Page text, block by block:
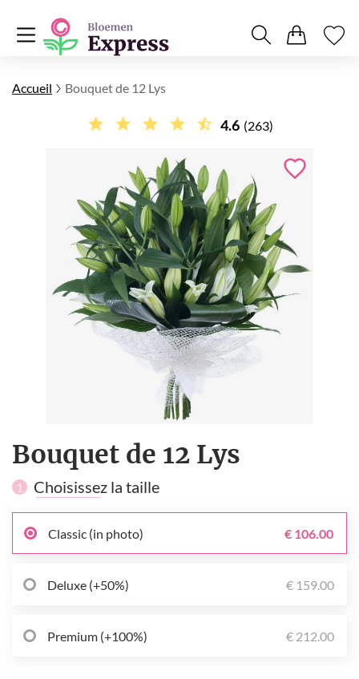
Accueil Bouquet de 12 Lys
4.6 (263)
Bouquet de 12 Lys
1 Choisissez la taille
Classic (in photo) € 106.00
Deluxe (+50%) € 159.00
Premium (+100%) € 212.00